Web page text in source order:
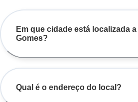
Em que cidade está localizada
Gomes?
Qual é o endereço do local?